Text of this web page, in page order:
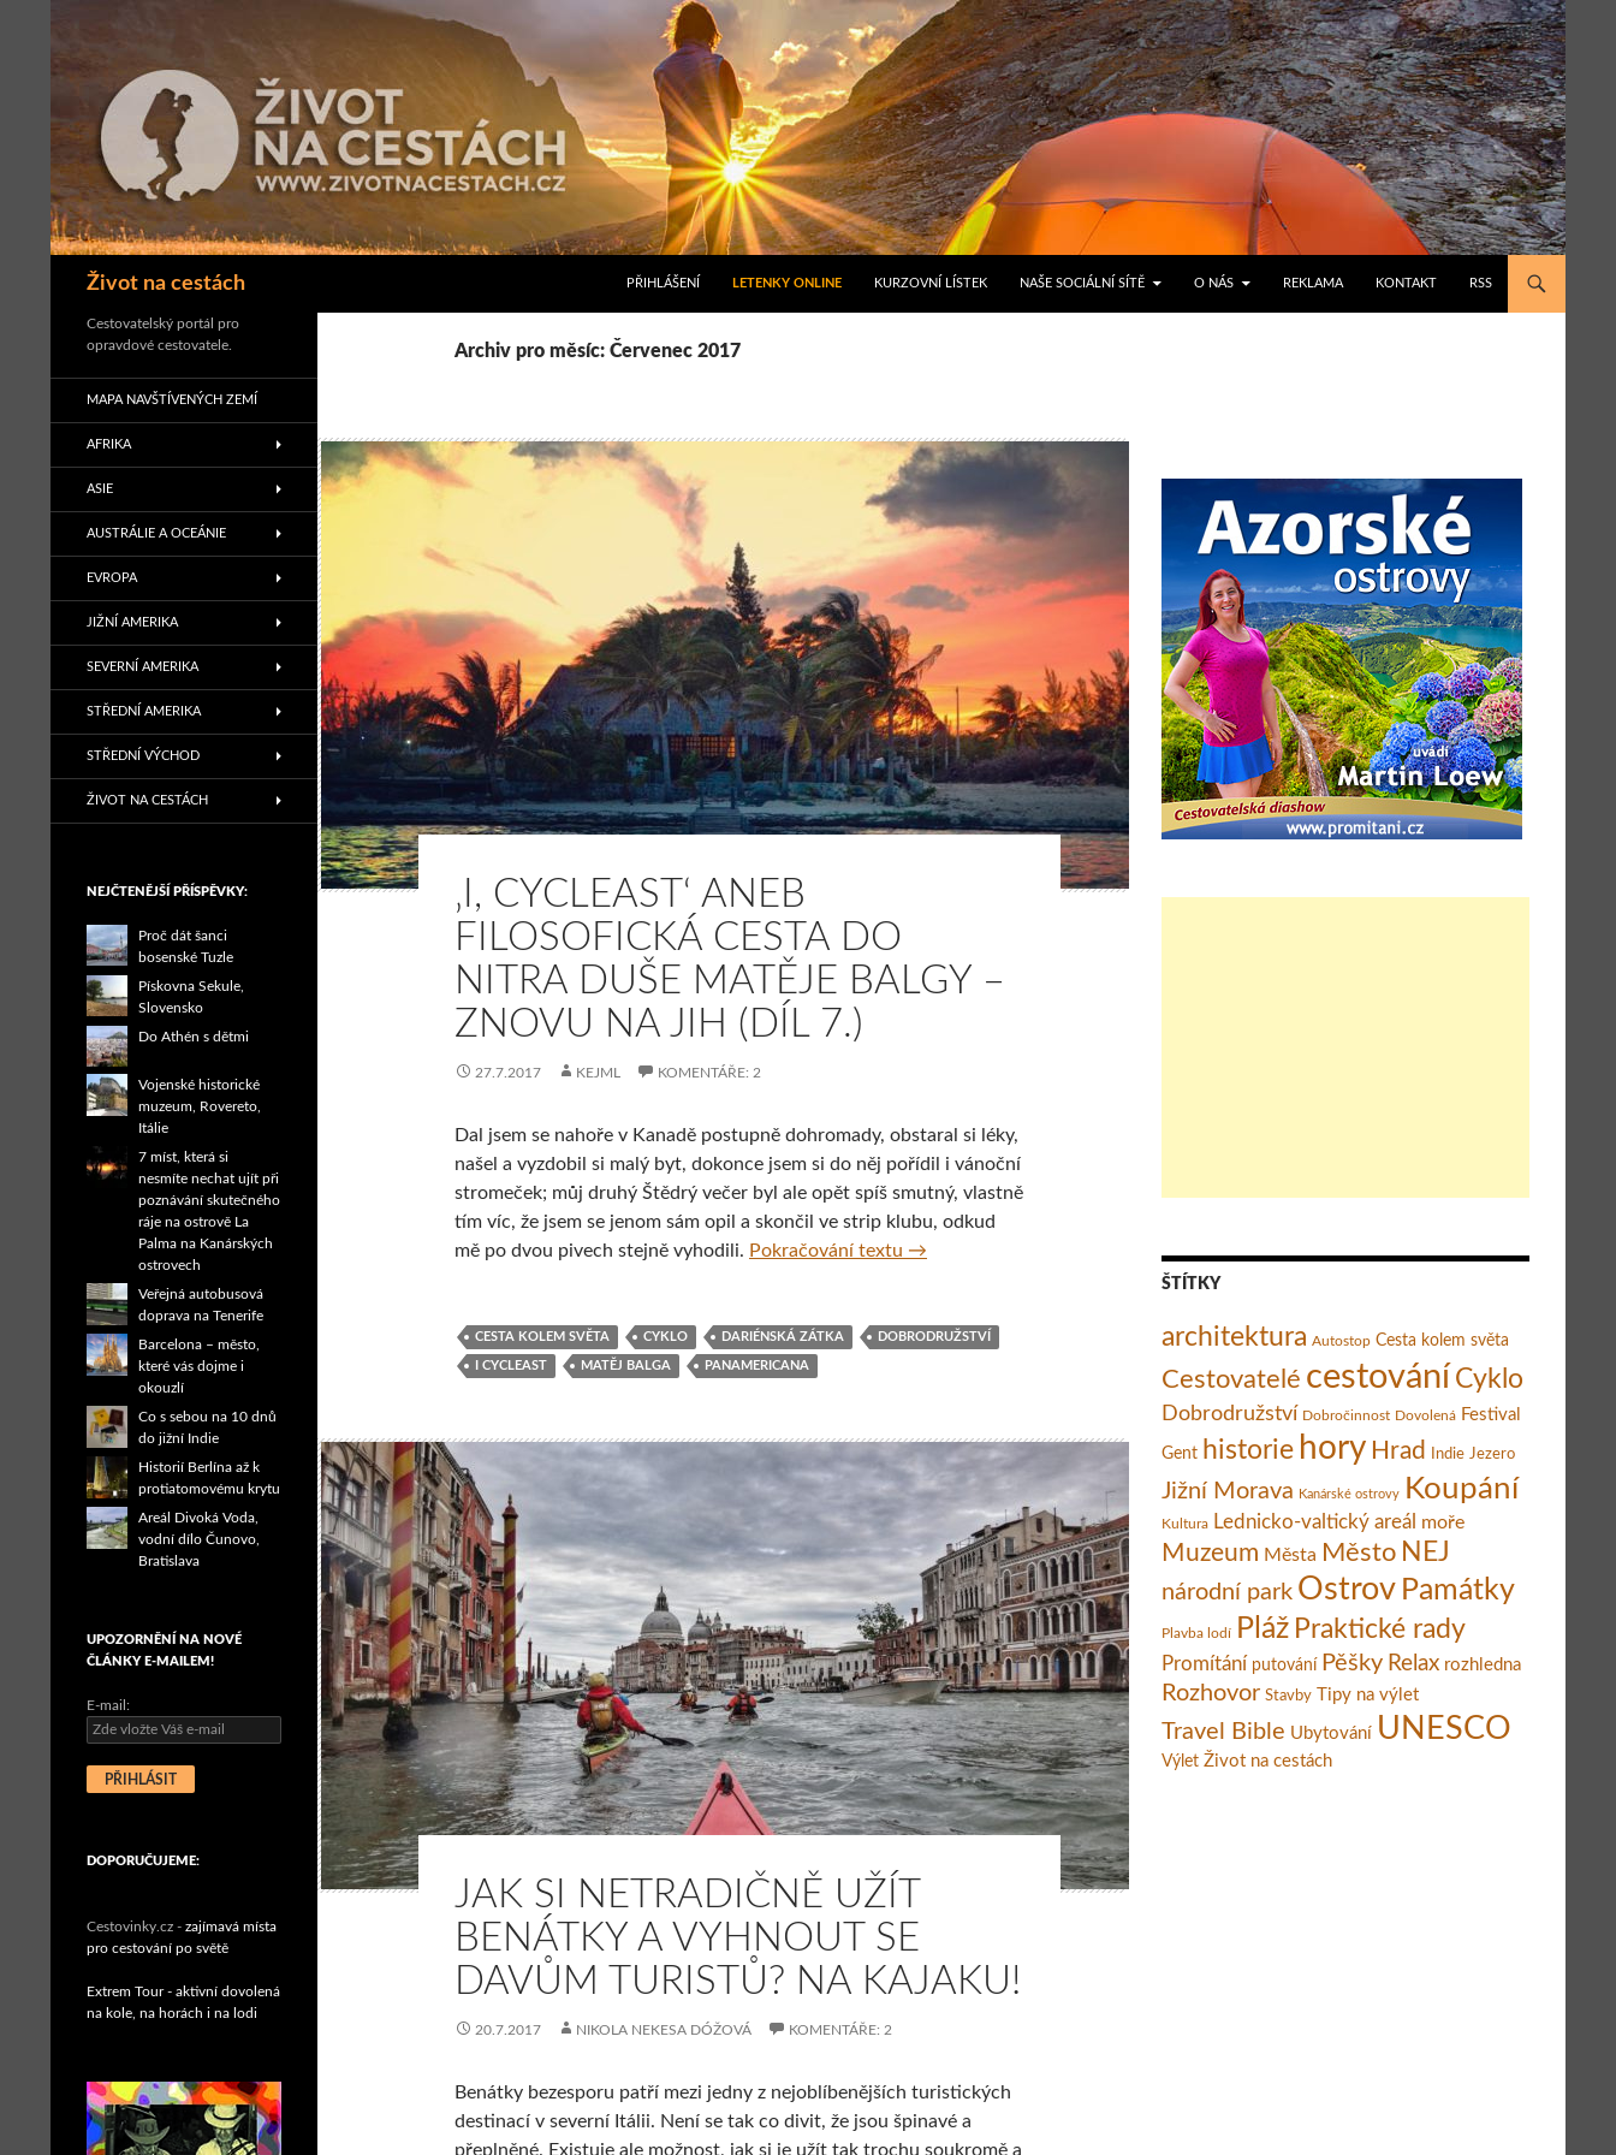
Život na cestách
Hledat
PŘIHLÁŠENÍ LETENKY ONLINE KURZOVNÍ LÍSTEK NAŠE SOCIÁLNÍ SÍTĚ O NÁS REKLAMA KONTAKT RSS
Archiv pro měsíc: Červenec 2017
‚I, CYCLEAST‘ ANEB
FILOSOFICKÁ CESTA DO
NITRA DUŠE MATĚJE BALGY –
ZNOVU NA JIH (DÍL 7.)
27.7.2017 KEJML KOMENTÁŘE: 2
Dal jsem se nahoře v Kanadě postupně dohromady, obstaral si léky,
našel a vyzdobil si malý byt, dokonce jsem si do něj pořídil i vánoční
stromeček; můj druhý Štědrý večer byl ale opět spíš smutný, vlastně
tím víc, že jsem se jenom sám opil a skončil ve strip klubu, odkud
mě po dvou pivech stejně vyhodili. Pokračování textu ‚I, Cycleast‘ aneb Filosofická cesta do nitra duše Matěje Balgy – Znovu na jih (díl 7.)
→
CESTA KOLEM SVĚTA CYKLO DARIÉNSKÁ ZÁTKA DOBRODRUŽSTVÍ
I CYCLEAST MATĚJ BALGA PANAMERICANA
JAK SI NETRADIČNĚ UŽÍT
BENÁTKY A VYHNOUT SE
DAVŮM TURISTŮ? NA KAJAKU!
20.7.2017 NIKOLA NEKESA DÓŽOVÁ KOMENTÁŘE: 2
Benátky bezesporu patří mezi jedny z nejoblíbenějších turistických
destinací v severní Itálii. Není se tak co divit, že jsou špinavé a
přeplněné. Existuje ale možnost, jak si je užít tak trochu soukromě a
ŠTÍTKY
architektura Autostop Cesta kolem světa
Cestovatelé cestování Cyklo
Dobrodružství Dobročinnost Dovolená Festival
Gent historie hory Hrad Indie Jezero
Jižní Morava Kanárské ostrovy Koupání
Kultura Lednicko-valtický areál moře
Muzeum Města Město NEJ
národní park Ostrov Památky
Plavba lodí Pláž Praktické rady
Promítání putování Pěšky Relax rozhledna
Rozhovor Stavby Tipy na výlet
Travel Bible Ubytování UNESCO
Výlet Život na cestách
Cestovatelský portál pro
opravdové cestovatele.
MAPA NAVŠTÍVENÝCH ZEMÍ
AFRIKA
ASIE
AUSTRÁLIE A OCEÁNIE
EVROPA
JIŽNÍ AMERIKA
SEVERNÍ AMERIKA
STŘEDNÍ AMERIKA
STŘEDNÍ VÝCHOD
ŽIVOT NA CESTÁCH
NEJČTENĚJŠÍ PŘÍSPĚVKY:
Proč dát šanci
bosenské Tuzle
Pískovna Sekule,
Slovensko
Do Athén s dětmi
Vojenské historické
muzeum, Rovereto,
Itálie
7 míst, která si
nesmíte nechat ujít při
poznávání skutečného
ráje na ostrově La
Palma na Kanárských
ostrovech
Veřejná autobusová
doprava na Tenerife
Barcelona – město,
které vás dojme i
okouzlí
Co s sebou na 10 dnů
do jižní Indie
Historií Berlína až k
protiatomovému krytu
Areál Divoká Voda,
vodní dílo Čunovo,
Bratislava
UPOZORNĚNÍ NA NOVÉ
ČLÁNKY E-MAILEM!
E-mail:
DOPORUČUJEME:
Cestovinky.cz - zajímavá místa
pro cestování po světě
Extrem Tour - aktivní dovolená
na kole, na horách i na lodi